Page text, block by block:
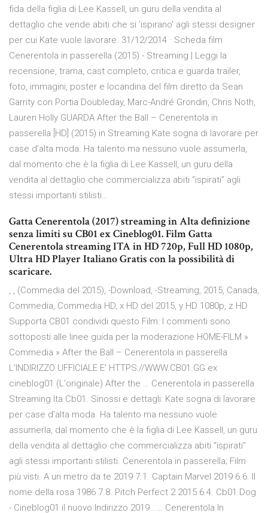
fida della figlia di Lee Kassell, un guru della vendita al
dettaglio che vende abiti che si 'ispirano' agli stessi designer
per cui Kate vuole lavorare. 31/12/2014 · Scheda film
Cenerentola in passerella (2015) - Streaming | Leggi la
recensione, trama, cast completo, critica e guarda trailer,
foto, immagini, poster e locandina del film diretto da Sean
Garrity con Portia Doubleday, Marc-André Grondin, Chris Noth,
Lauren Holly GUARDA After the Ball – Cenerentola in
passerella [HD] (2015) in Streaming Kate sogna di lavorare per
case d’alta moda. Ha talento ma nessuno vuole assumerla,
dal momento che è la figlia di Lee Kassell, un guru della
vendita al dettaglio che commercializza abiti “ispirati” agli
stessi importanti stilisti…
Gatta Cenerentola (2017) streaming in Alta definizione
senza limiti su CB01 ex Cineblog01. Film Gatta
Cenerentola streaming ITA in HD 720p, Full HD 1080p,
Ultra HD Player Italiano Gratis con la possibilità di
scaricare.
, , (Commedia del 2015), -Download, -Streaming, 2015, Canada,
Commedia, Commedia HD, x HD del 2015, y HD 1080p, z HD
Supporta CB01 condividi questo Film: I commenti sono
sottoposti alle linee guida per la moderazione HOME-FILM »
Commedia » After the Ball – Cenerentola in passerella
L'INDIRIZZO UFFICIALE E' HTTPS://WWW.CB01.GG ex
cineblog01 (L'originale) After the … Cenerentola in passerella
Streaming Ita Cb01. Sinossi e dettagli: Kate sogna di lavorare
per case d’alta moda. Ha talento ma nessuno vuole
assumerla, dal momento che è la figlia di Lee Kassell, un guru
della vendita al dettaglio che commercializza abiti “ispirati”
agli stessi importanti stilisti. Cenerentola in passerella; Film
più visti. A un metro da te 2019 7.1. Captain Marvel 2019 6.6. Il
nome della rosa 1986 7.8. Pitch Perfect 2 2015 6.4. Cb01.Dog
- Cineblog01 il nuovo Indirizzo 2019 . … Cenerentola In